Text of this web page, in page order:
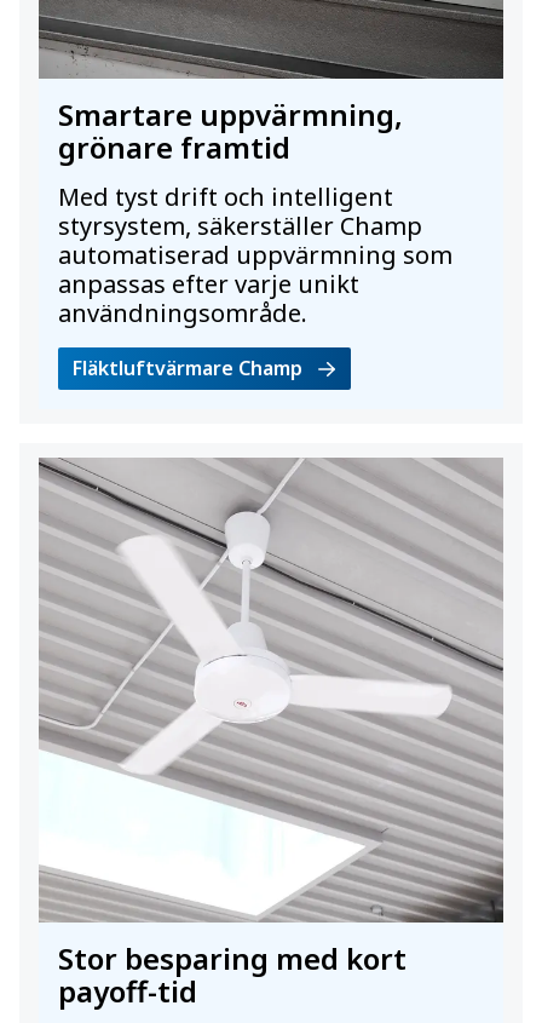
Smartare uppvärmning,
grönare framtid
Med tyst drift och intelligent
styrsystem, säkerställer Champ
automatiserad uppvärmning som
anpassas efter varje unikt
användningsområde.
Fläktluftvärmare Champ
Stor besparing med kort
payoff-tid